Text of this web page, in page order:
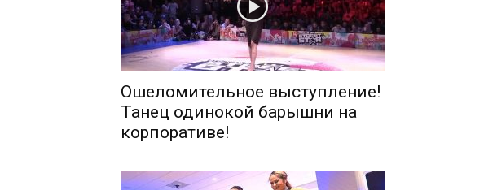
Ошеломительное выступление!
Танец одинокой барышни на
корпоративе!